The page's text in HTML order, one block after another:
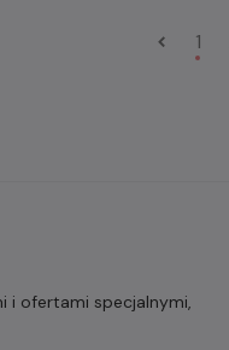
1
i ofertami specjalnymi,